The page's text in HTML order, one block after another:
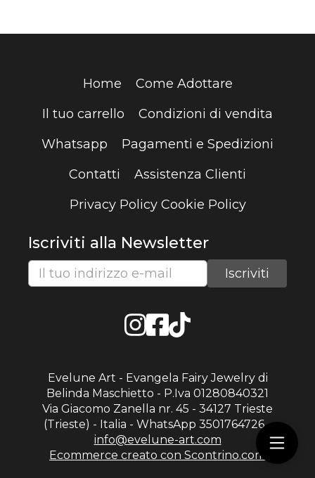
Home
Come Adottare
Il tuo carrello
Condizioni di vendita
Whatsapp
Pagamenti e Spedizioni
Contatti
Assistenza Clienti
Privacy Policy Cookie Policy
Iscriviti alla Newsletter
Evelune Art - Evangela Fairy Jewelry di
Belinda Maschietto - P.Iva 01280840321
Via Giacomo Zanella nr. 45 - 34127 Trieste
(Trieste) - Italia - WhatsApp 3501764726 -
info@evelune-art.com
Ecommerce creato con Scontrino.com